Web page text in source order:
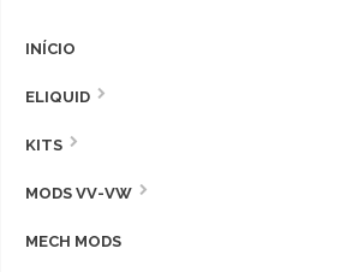
INÍCIO
ELIQUID
KITS
MODS VV-VW
MECH MODS